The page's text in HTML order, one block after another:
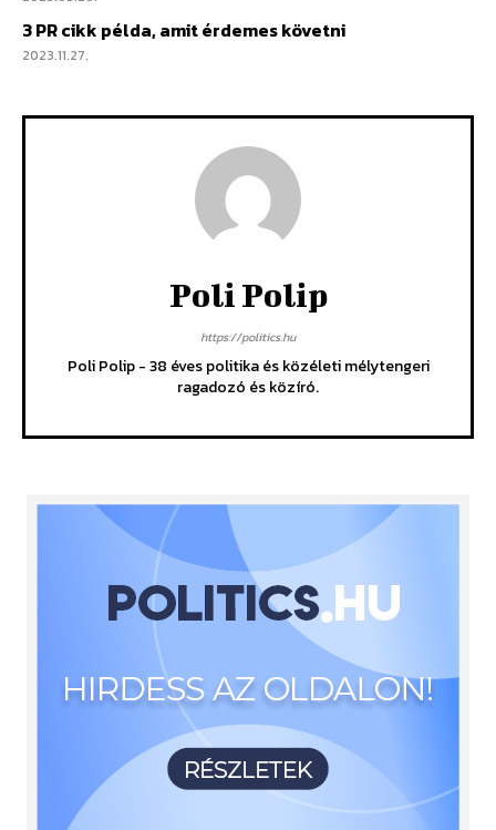
3 PR cikk példa, amit érdemes követni
2023.11.27.
Poli Polip
https://politics.hu
Poli Polip - 38 éves politika és közéleti mélytengeri
ragadozó és közíró.